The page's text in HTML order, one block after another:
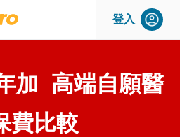
登入
加 高端自願醫
費比較